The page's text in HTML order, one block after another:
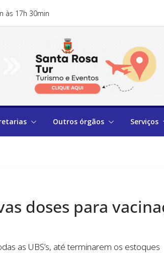
às 17h 30min
Outros órgãos Serviços
doses para
as UBS’s, até terminarem os estoques